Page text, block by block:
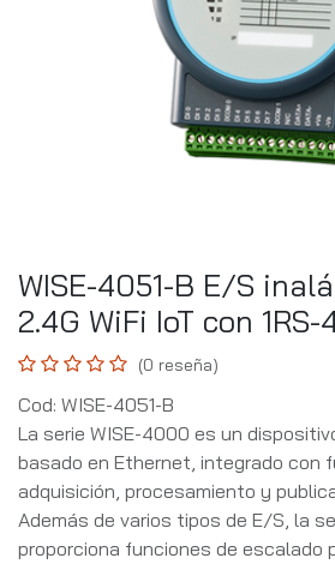
WISE-4051-B E/S
2.4G WiFi IoT con 1RS-
(0 reseña)
Cod: WISE-4051-B
La serie WISE-4000 es un
basado en Ethernet, integrado con
adquisición, procesamiento y
Además de varios tipos de E/S, la
proporciona funciones de escalado